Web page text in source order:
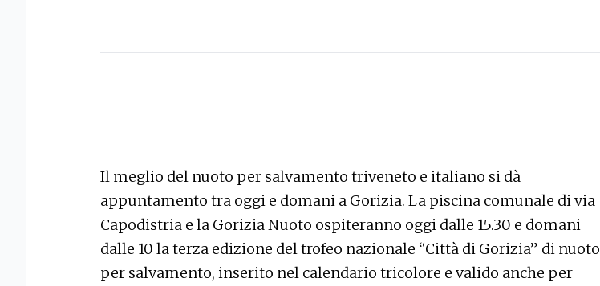
Il meglio del nuoto per salvamento triveneto e italiano si dà
appuntamento tra oggi e domani a Gorizia. La piscina comunale di via
Capodistria e la Gorizia Nuoto ospiteranno oggi dalle 15.30 e domani
dalle 10 la terza edizione del trofeo nazionale “Città di Gorizia” di nuoto
per salvamento, inserito nel calendario tricolore e valido anche per